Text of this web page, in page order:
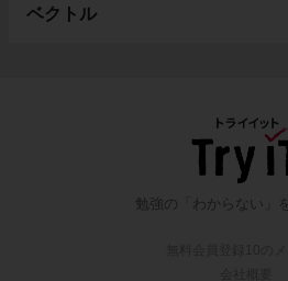
ベクトル
勉強の「わからない」